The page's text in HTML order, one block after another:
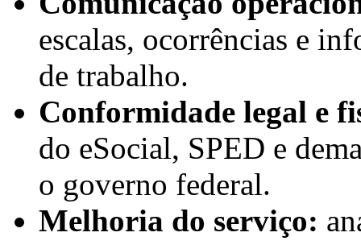
escalas, ocorrências e
de trabalho.
Conformidade legal e
do eSocial, SPED e
o governo federal.
Melhoria do serviço: